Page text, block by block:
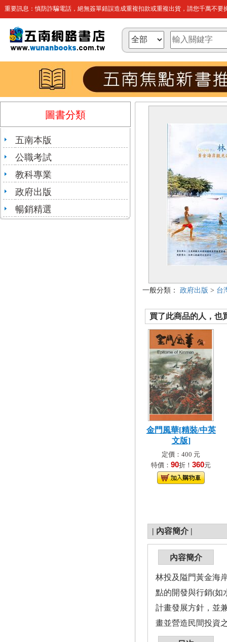
重要訊息：慎防詐騙電話，絕無簽單錯誤造成重複扣款或重複出貨，請您千萬不要
圖書分類
五南本版
公職考試
教科專業
政府出版
暢銷精選
一般分類： 政府出版 > 台
買了此商品的人，也
金門風華[精裝/中英
文版]
定價：400 元
特價： 90折！ 360元
| 內容簡介 |
內容簡介
林投及隘門黃金海
點的開發與行銷(如
計畫發展方針，並
畫並營造民間投資